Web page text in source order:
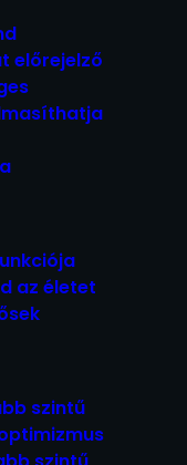
előrejelző
az életet
szintű